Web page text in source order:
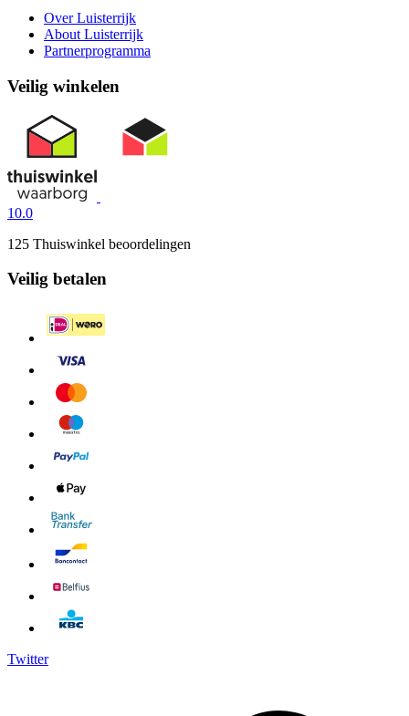
Over Luisterrijk
About Luisterrijk
Partnerprogramma
Veilig winkelen
10.0
125 Thuiswinkel beoordelingen
Veilig betalen
Twitter